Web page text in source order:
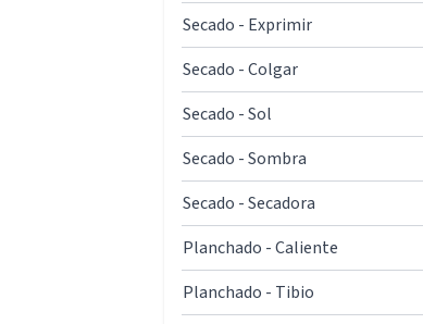
Secado - Exprimir
Secado - Colgar
Secado - Sol
Secado - Sombra
Secado - Secadora
Planchado - Caliente
Planchado - Tibio